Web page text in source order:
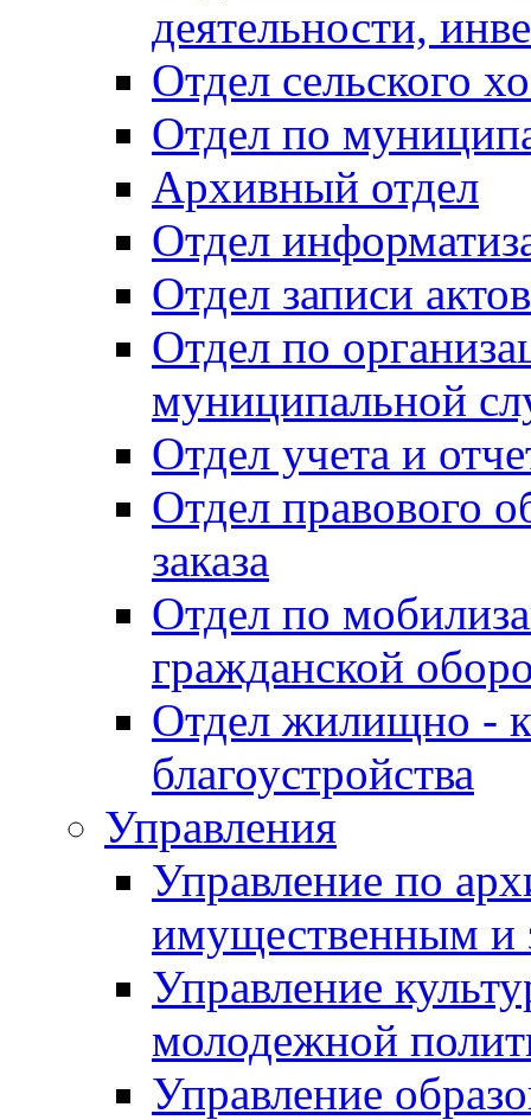
деятельности,
Отдел сельского
Отдел по
Архивный отдел
Отдел
Отдел записи
Отдел по
муниципальной
Отдел учета и
Отдел правового
заказа
Отдел по
гражданской
Отдел жилищно -
благоустройства
Управления
Управление по
имущественным и
Управление
молодежной
Управление